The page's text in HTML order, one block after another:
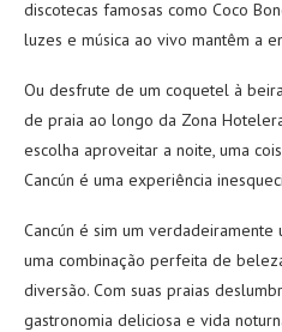
discotecas famosas como Coco
luzes e música ao vivo mantêm a
Ou desfrute de um coquetel à
de praia ao longo da Zona
escolha aproveitar a noite, uma
Cancún é uma experiência
Cancún é sim um verdadeiramente
uma combinação perfeita de
diversão. Com suas praias
gastronomia deliciosa e vida